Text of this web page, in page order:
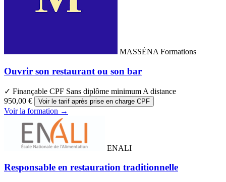
MASSÉNA Formations
Ouvrir son restaurant ou son bar
✓ Finançable CPF Sans diplôme minimum A distance
950,00 €
Voir le tarif après prise en charge CPF
Voir la formation →
ENALI
Responsable en restauration traditionnelle